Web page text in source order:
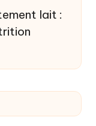
lait :